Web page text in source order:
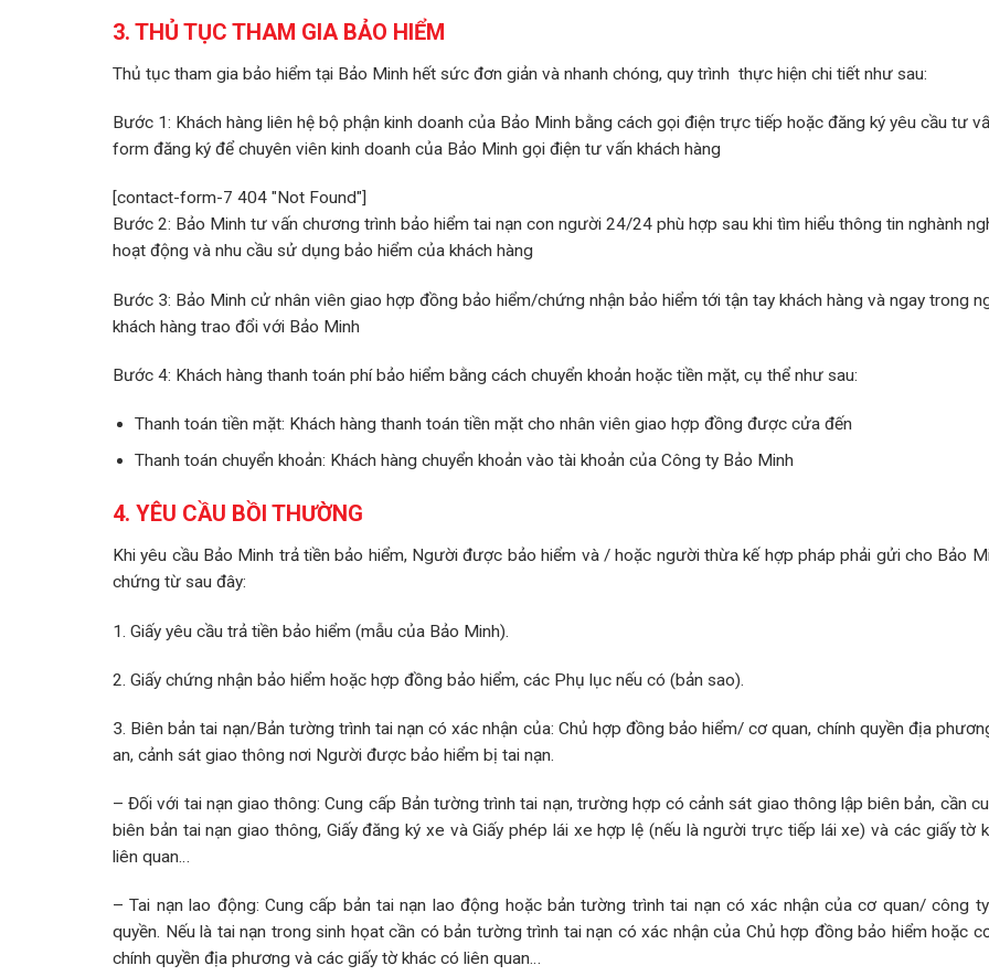
3. THỦ TỤC THAM GIA BẢO HIỂM
Thủ tục tham gia bảo hiểm tại Bảo Minh hết sức đơn giản và nhanh chóng, quy trình thực hiện chi tiết như sau:
Bước 1: Khách hàng liên hệ bộ phận kinh doanh của Bảo Minh bằng cách gọi điện trực tiếp hoặc đăng ký yêu cầu tư
form đăng ký để chuyên viên kinh doanh của Bảo Minh gọi điện tư vấn khách hàng
[contact-form-7 404 "Not Found"]
Bước 2: Bảo Minh tư vấn chương trình bảo hiểm tai nạn con người 24/24 phù hợp sau khi tìm hiểu thông tin nghành
hoạt động và nhu cầu sử dụng bảo hiểm của khách hàng
Bước 3: Bảo Minh cử nhân viên giao hợp đồng bảo hiểm/chứng nhận bảo hiểm tới tận tay khách hàng và ngay trong
khách hàng trao đổi với Bảo Minh
Bước 4: Khách hàng thanh toán phí bảo hiểm bằng cách chuyển khoản hoặc tiền mặt, cụ thể như sau:
Thanh toán tiền mặt: Khách hàng thanh toán tiền mặt cho nhân viên giao hợp đồng được cửa đến
Thanh toán chuyển khoản: Khách hàng chuyển khoản vào tài khoản của Công ty Bảo Minh
4. YÊU CẦU BỒI THƯỜNG
Khi yêu cầu Bảo Minh­ trả tiền bảo hiểm, Người được bảo hiểm và / hoặc người thừa kế hợp pháp phải gửi cho Bảo
chứng từ sau đây:
1. Giấy yêu cầu trả tiền bảo hiểm (mẫu của Bảo Minh).
2. Giấy chứng nhận bảo hiểm hoặc hợp đồng bảo hiểm, các Phụ lục nếu có (bản sao).
3. Biên bản tai nạn/Bản tường trình tai nạn có xác nhận của: Chủ hợp đồng bảo hiểm/ cơ quan, chính quyền địa
an, cảnh sát giao thông nơi Người được bảo hiểm bị tai nạn.
– Đối với tai nạn giao thông: Cung cấp Bản tường trình tai nạn, trường hợp có cảnh sát giao thông lập biên bản, cần
biên bản tai nạn giao thông, Giấy đăng ký xe và Giấy phép lái xe hợp lệ (nếu là người trực tiếp lái xe) và các giấy tờ
liên quan…
– Tai nạn lao động: Cung cấp bản tai nạn lao động hoặc bản tường trình tai nạn có xác nhận của cơ quan/ công
quyền. Nếu là tai nạn trong sinh họat cần có bản tường trình tai nạn có xác nhận của Chủ hợp đồng bảo hiểm hoặc
chính quyền địa phương và các giấy tờ khác có liên quan…